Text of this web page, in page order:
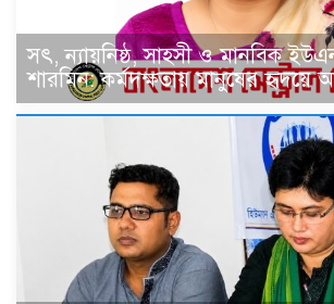
সৎ, ন্যায়নিষ্ঠ, সাহসী ও মানবিক
শারমিন: কর্মদক্ষতায় মানুষের হৃদয়ে